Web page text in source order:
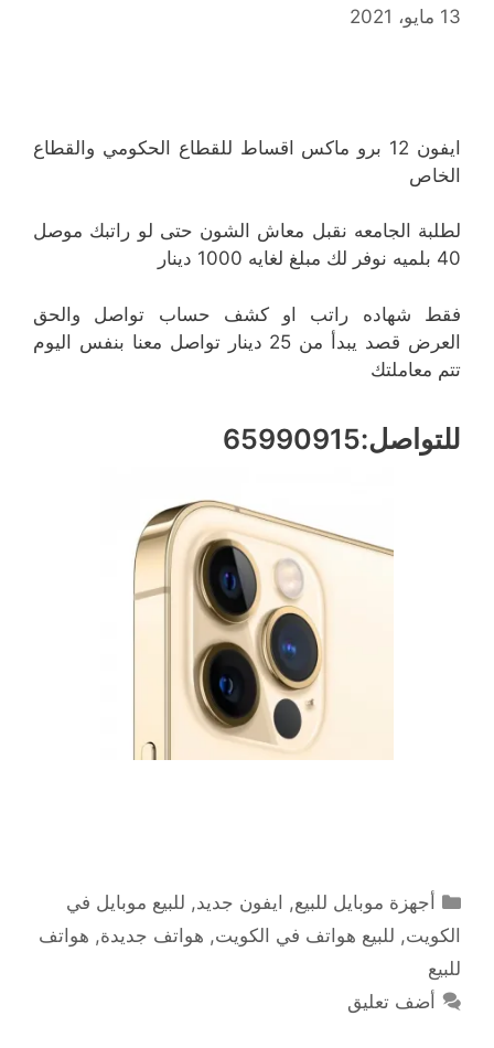
13 مايو، 2021
ايفون 12 برو ماكس اقساط للقطاع الحكومي والقطاع
الخاص
لطلبة الجامعه نقبل معاش الشون حتى لو راتبك موصل
40 بلميه نوفر لك مبلغ لغايه 1000 دينار
فقط شهاده راتب او كشف حساب تواصل والحق
العرض قصد يبدأ من 25 دينار تواصل معنا بنفس اليوم
تتم معاملتك
للتواصل:65990915
التصنيفات
أجهزة موبايل للبيع, ايفون جديد, للبيع موبايل في
الكويت, للبيع هواتف في الكويت, هواتف جديدة, هواتف
للبيع
أضف تعليق